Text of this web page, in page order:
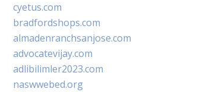
cyetus.com
bradfordshops.com
almadenranchsanjose.com
advocatevijay.com
adlibilimler2023.com
naswwebed.org